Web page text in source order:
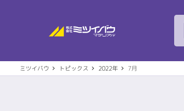
株式
ミツイバウ トピックス 2022年 7月